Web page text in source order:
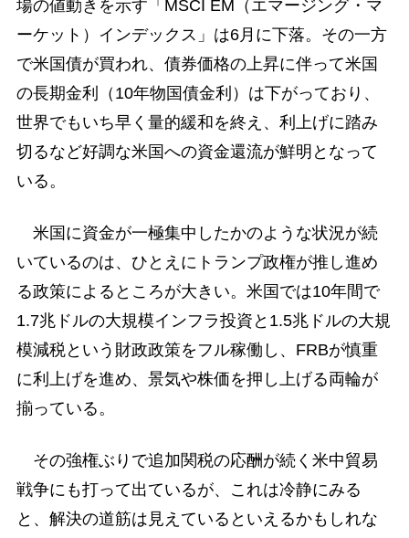
場の値動きを示す「MSCI EM（エマージング・マ
ーケット）インデックス」は6月に下落。その一方
で米国債が買われ、債券価格の上昇に伴って米国
の長期金利（10年物国債金利）は下がっており、
世界でもいち早く量的緩和を終え、利上げに踏み
切るなど好調な米国への資金還流が鮮明となって
いる。
米国に資金が一極集中したかのような状況が続
いているのは、ひとえにトランプ政権が推し進め
る政策によるところが大きい。米国では10年間で
1.7兆ドルの大規模インフラ投資と1.5兆ドルの大規
模減税という財政政策をフル稼働し、FRBが慎重
に利上げを進め、景気や株価を押し上げる両輪が
揃っている。
その強権ぶりで追加関税の応酬が続く米中貿易
戦争にも打って出ているが、これは冷静にみる
と、解決の道筋は見えているといえるかもしれな